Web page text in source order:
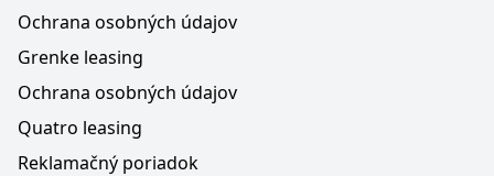
Ochrana osobných údajov
Grenke leasing
Ochrana osobných údajov
Quatro leasing
Reklamačný poriadok